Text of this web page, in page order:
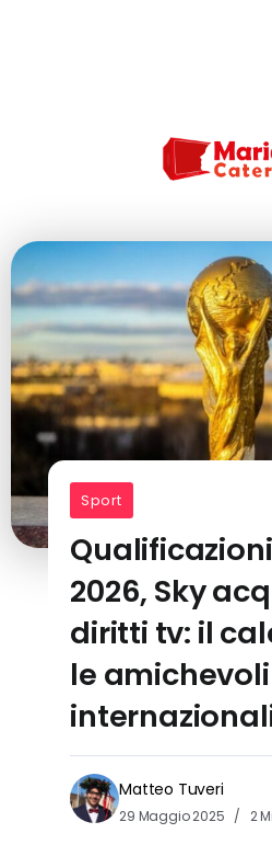
Sport
2026, Sky
diritti tv: il
le amichevoli
Matteo Tuveri
29 Maggio 2025 2